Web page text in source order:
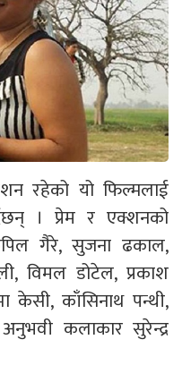
रहेको यो फिल्मलाई
। प्रेम र एक्शनको
गैरे, सुजना ढकाल,
विमल डोटेल, प्रकाश
केसी, काँसिनाथ पन्थी,
कलाकार सुरेन्द्र